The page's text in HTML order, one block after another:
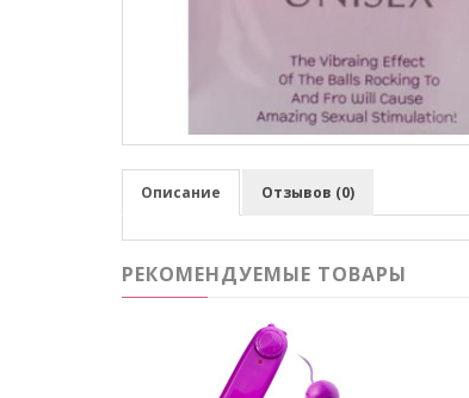
Описание Отзывов (0)
РЕКОМЕНДУЕМЫЕ ТОВАРЫ